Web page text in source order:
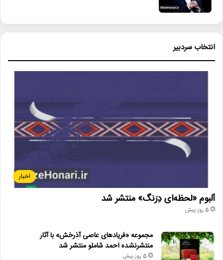
انتخاب سردبیر
اخبار
آلبوم «لحظه‌ای دِرَنگ» منتشر شد
5 روز پیش
مجموعه «فریادهای عاصی آذرخش» با آثار
منتشرنشده احمد شاملو منتشر شد
5 روز پیش